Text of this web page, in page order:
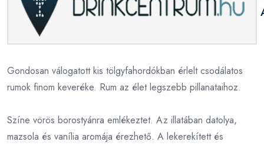
Gondosan válogatott kis tölgyfahordókban érlelt csodálatos
rumok finom keveréke. Rum az élet legszebb pillanataihoz.
Színe vörös borostyánra emlékeztet. Az illatában datolya,
mazsola és vanília aromája érezhető. A lekerekített és